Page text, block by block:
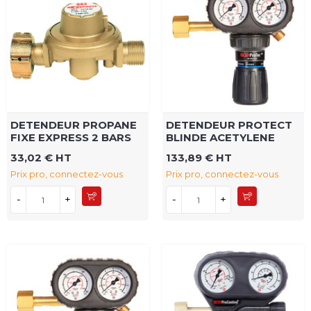
DETENDEUR PROPANE
FIXE EXPRESS 2 BARS
33,02 € HT
Prix pro, connectez-vous
- +
DETENDEUR PROTECT
BLINDE ACETYLENE
133,89 € HT
Prix pro, connectez-vous
- +